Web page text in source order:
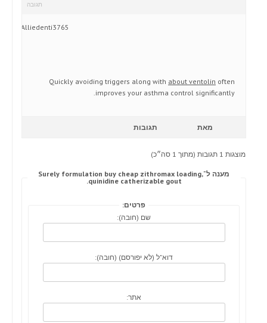
תגובה
Alliedenti3765
Quickly avoiding triggers along with about ventolin often
improves your asthma control significantly.
מאת תגובות
מוצגות 1 תגובות (מתוך 1 סה״כ)
מענה ל־Surely formulation buy cheap zithromax loading,
quinidine catherizable gout.
פרטים:
שם (חובה):
דוא"ל (לא יפורסם) (חובה):
אתר: